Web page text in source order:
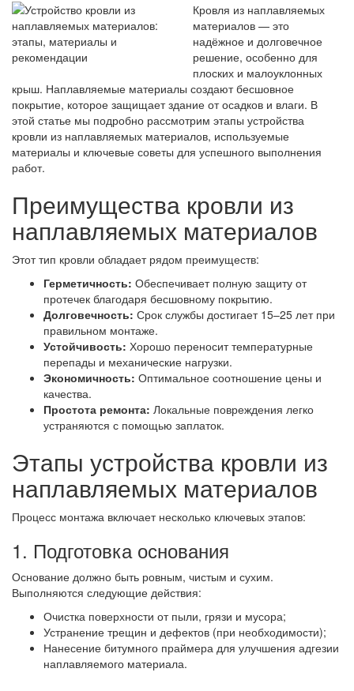
Кровля из наплавляемых
материалов — это
надёжное и долговечное
решение, особенно для
плоских и малоуклонных
крыш. Наплавляемые материалы создают бесшовное
покрытие, которое защищает здание от осадков и влаги. В
этой статье мы подробно рассмотрим этапы устройства
кровли из наплавляемых материалов, используемые
материалы и ключевые советы для успешного выполнения
работ.
Преимущества кровли из
наплавляемых материалов
Этот тип кровли обладает рядом преимуществ:
Герметичность: Обеспечивает полную защиту от
протечек благодаря бесшовному покрытию.
Долговечность: Срок службы достигает 15–25 лет при
правильном монтаже.
Устойчивость: Хорошо переносит температурные
перепады и механические нагрузки.
Экономичность: Оптимальное соотношение цены и
качества.
Простота ремонта: Локальные повреждения легко
устраняются с помощью заплаток.
Этапы устройства кровли из
наплавляемых материалов
Процесс монтажа включает несколько ключевых этапов:
1. Подготовка основания
Основание должно быть ровным, чистым и сухим.
Выполняются следующие действия:
Очистка поверхности от пыли, грязи и мусора;
Устранение трещин и дефектов (при необходимости);
Нанесение битумного праймера для улучшения адгезии
наплавляемого материала.